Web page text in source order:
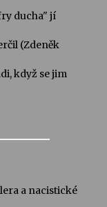
ducha" jí
(Zdeněk
když se jim
a nacistické